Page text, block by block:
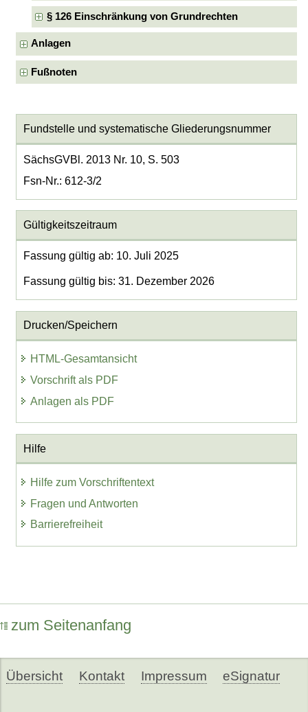
§ 126 Einschränkung von Grundrechten
Anlagen
Fußnoten
Fundstelle und systematische Gliederungsnummer
SächsGVBl. 2013 Nr. 10, S. 503
Fsn-Nr.: 612-3/2
Gültigkeitszeitraum
Fassung gültig ab: 10. Juli 2025
Fassung gültig bis: 31. Dezember 2026
Drucken/Speichern
HTML-Gesamtansicht
Vorschrift als PDF
Anlagen als PDF
Hilfe
Hilfe zum Vorschriftentext
Fragen und Antworten
Barrierefreiheit
zum Seitenanfang
Übersicht Kontakt Impressum eSignatur